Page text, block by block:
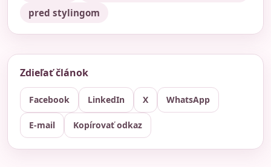
pred stylingom
Zdieľať článok
Facebook LinkedIn X WhatsApp
E-mail Kopírovať odkaz